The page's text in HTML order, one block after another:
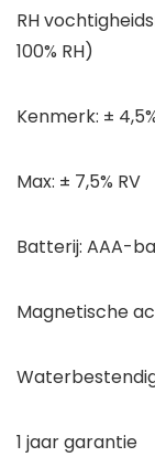
RH
100% RH)
Kenmerk: ±
Max: ± 7,5% RV
Batterij: AAA-
Magnetische
1 jaar garantie